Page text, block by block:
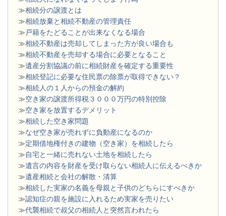
≫相続分の譲渡とは
​≫相続放棄と相続不動産の管理責任
≫ 戸籍をたどることが出来なくなる場合
≫相続不動産は売却してしまった方が良い場合も
≫相続不動産を売却する場合に必要となること
≫遺産分割協議の前に相続財産を確定する重要性
≫相続登記に必要な住民票の除票が取得できない？
≫相続人の１人からの預金の解約
≫空き家の譲渡所得税３０００万円の特別控除
≫空き家を放置するデメリット
≫相続した空き家問題
​≫なぜ空き家が売れずに負動産になるのか
≫定期借地権付きの建物（空き家）を相続したら
≫自宅と一緒に売れない土地を相続したら
≫遺言の内容を財産を受け取らない相続人に伝えるべきか
≫遺産相続と会社の解散・清算
≫相続した実家の名義を母親と子供のどちらにすべきか
≫認知症の親を施設に入れるため実家を売りたい
≫代襲相続で叔父の相続人と突然言われたら